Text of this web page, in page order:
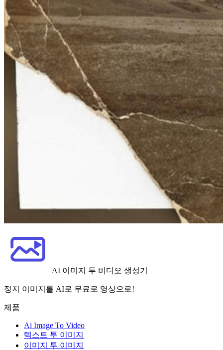
AI 이미지 투 비디오 생성기
정지 이미지를 AI로 무료로 영상으로!
제품
Ai Image To Video
텍스트 투 이미지
이미지 투 이미지